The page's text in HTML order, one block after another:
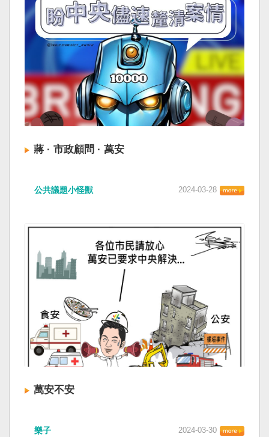
蔣 · 市政顧問 · 萬安
公共議題小怪獸 2024-03-28
萬安不安
樂子 2024-03-30